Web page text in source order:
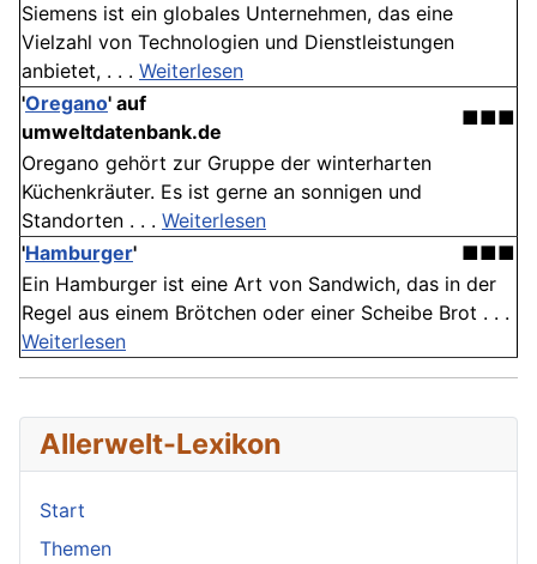
Siemens ist ein globales Unternehmen, das eine
Vielzahl von Technologien und Dienstleistungen
anbietet, . . . Weiterlesen
'Oregano' auf
umweltdatenbank.de
■■■
Oregano gehört zur Gruppe der winterharten
Küchenkräuter. Es ist gerne an sonnigen und
Standorten . . . Weiterlesen
'Hamburger'
■■■
Ein Hamburger ist eine Art von Sandwich, das in der
Regel aus einem Brötchen oder einer Scheibe Brot . . .
Weiterlesen
Allerwelt-Lexikon
Start
Themen